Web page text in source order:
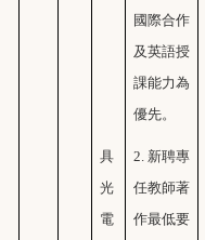
具
光
電
國際合作
及英語授
課能力為
優先。
2. 新聘專
任教師著
作最低要